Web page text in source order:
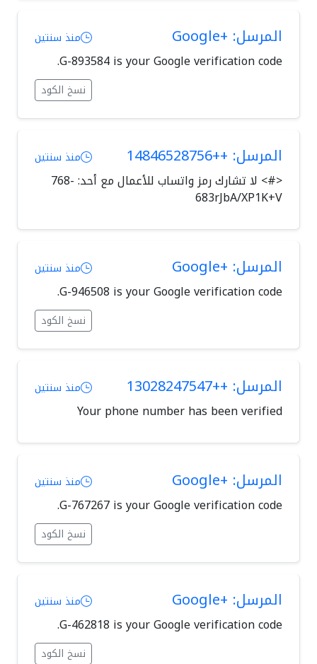
المرسل: +Google منذ سنتين
G-893584 is your Google verification code.
نسخ الكود
المرسل: ++14846528756 منذ سنتين
<#> لا تشارك رمز واتساب للأعمال مع أحد: ‎768-
683rJbA/XP1K+V
المرسل: +Google منذ سنتين
G-946508 is your Google verification code.
نسخ الكود
المرسل: ++13028247547 منذ سنتين
Your phone number has been verified
المرسل: +Google منذ سنتين
G-767267 is your Google verification code.
نسخ الكود
المرسل: +Google منذ سنتين
G-462818 is your Google verification code.
نسخ الكود